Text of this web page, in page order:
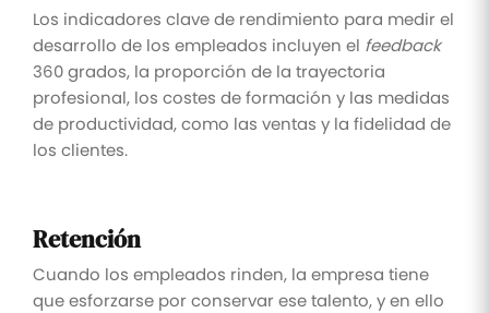
Los indicadores clave de rendimiento para medir el
desarrollo de los empleados incluyen el feedback
360 grados, la proporción de la trayectoria
profesional, los costes de formación y las medidas
de productividad, como las ventas y la fidelidad de
los clientes.
Retención
Cuando los empleados rinden, la empresa tiene
que esforzarse por conservar ese talento, y en ello